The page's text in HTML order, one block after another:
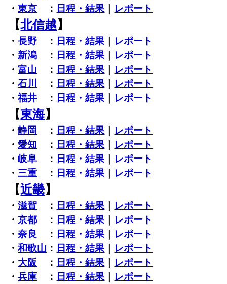
・東京 ： 日程・結果 レポート
【北信越】
・長野 ： 日程・結果
レポート
・ 新潟 ： 日程・結果
レポート
・富山 ： 日程・結果
レポート
・石川 ： 日程・結果
レポート
・福井 ： 日程・結果 レポート
【東海】
・静岡 ： 日程・結果
レポート
・愛知 ： 日程・結果
レポート
・岐阜 ： 日程・結果
レポート
・ 三重 ： 日程・結果 レポート
【近畿】
・滋賀 ： 日程・結果
レポート
・京都 ： 日程・結果
レポート
・奈良 ： 日程・結果
レポート
・和歌山 ： 日程・結果
レポート
・ 大阪 ： 日程・結果
レポート
・兵庫 ： 日程・結果 レポート